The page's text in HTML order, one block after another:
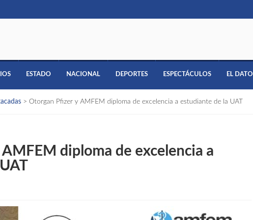
ESTADO NACIONAL DEPORTES ESPECTÁCULOS EL DATO
> Otorgan Pfizer y AMFEM diploma de excelencia a estudiante de la UAT
diploma de excelencia a